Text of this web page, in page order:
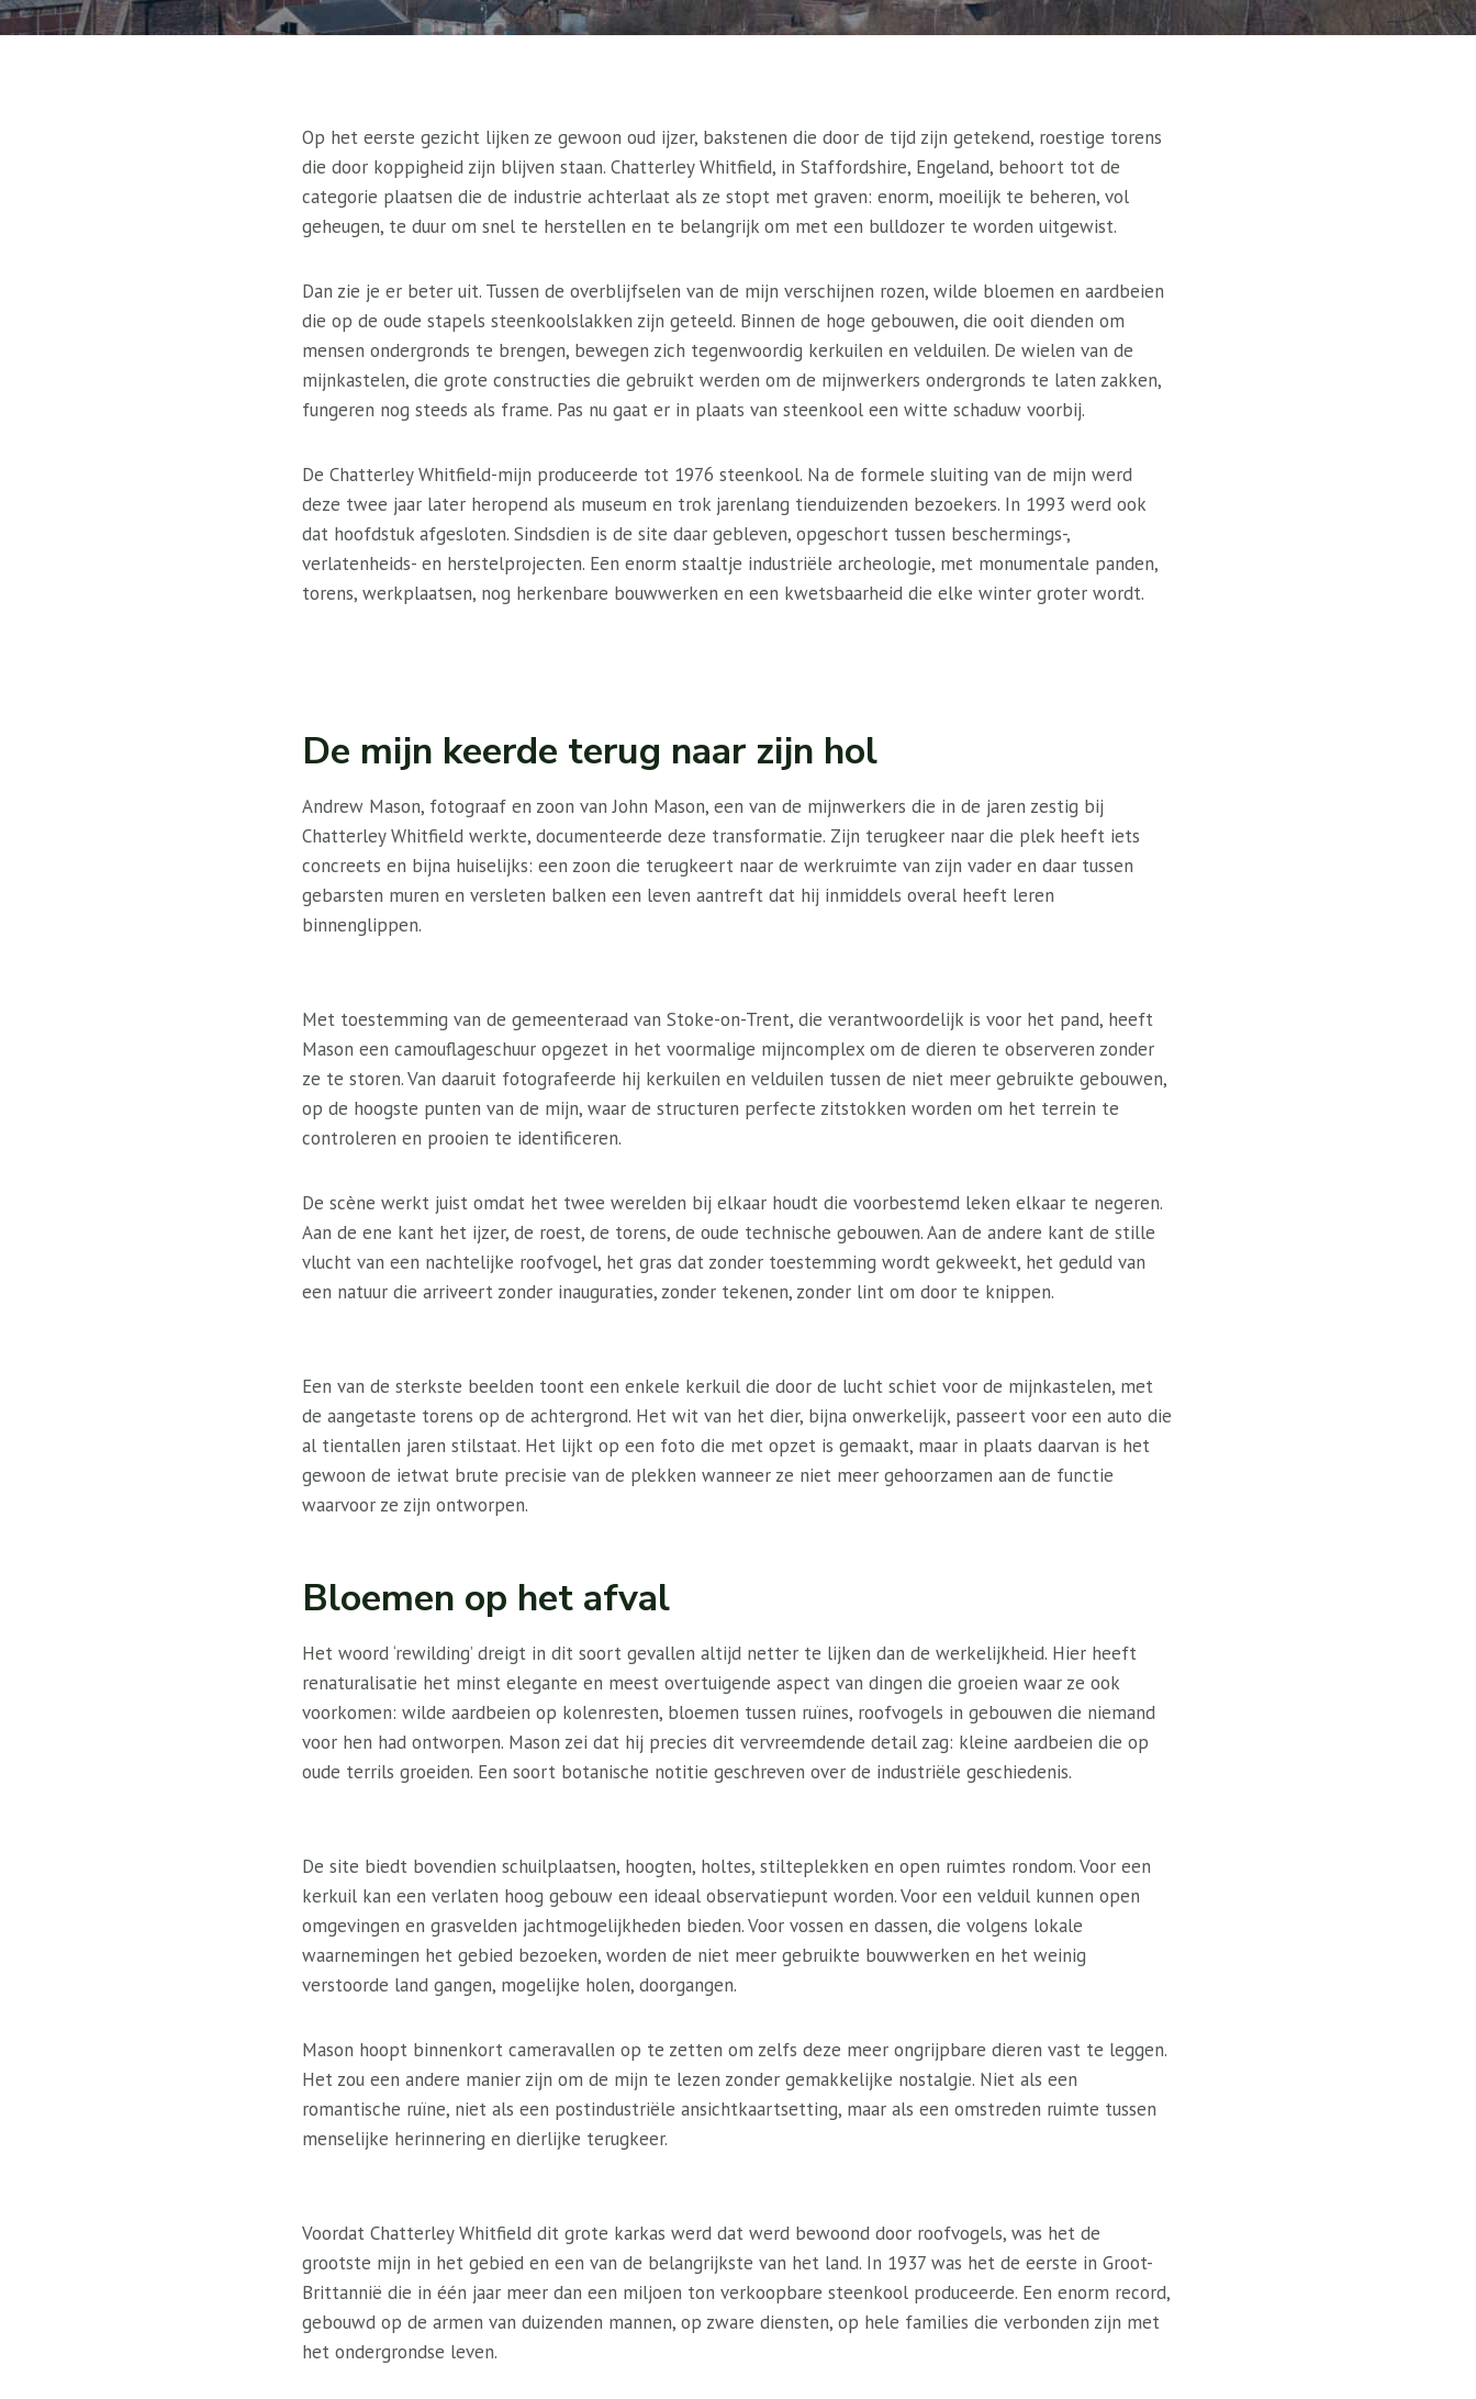
Op het eerste gezicht lijken ze gewoon oud ijzer, bakstenen die door de tijd zijn getekend, roestige torens
die door koppigheid zijn blijven staan. Chatterley Whitfield, in Staffordshire, Engeland, behoort tot de
categorie plaatsen die de industrie achterlaat als ze stopt met graven: enorm, moeilijk te beheren, vol
geheugen, te duur om snel te herstellen en te belangrijk om met een bulldozer te worden uitgewist.
Dan zie je er beter uit. Tussen de overblijfselen van de mijn verschijnen rozen, wilde bloemen en aardbeien
die op de oude stapels steenkoolslakken zijn geteeld. Binnen de hoge gebouwen, die ooit dienden om
mensen ondergronds te brengen, bewegen zich tegenwoordig kerkuilen en velduilen. De wielen van de
mijnkastelen, die grote constructies die gebruikt werden om de mijnwerkers ondergronds te laten zakken,
fungeren nog steeds als frame. Pas nu gaat er in plaats van steenkool een witte schaduw voorbij.
De Chatterley Whitfield-mijn produceerde tot 1976 steenkool. Na de formele sluiting van de mijn werd
deze twee jaar later heropend als museum en trok jarenlang tienduizenden bezoekers. In 1993 werd ook
dat hoofdstuk afgesloten. Sindsdien is de site daar gebleven, opgeschort tussen beschermings-,
verlatenheids- en herstelprojecten. Een enorm staaltje industriële archeologie, met monumentale panden,
torens, werkplaatsen, nog herkenbare bouwwerken en een kwetsbaarheid die elke winter groter wordt.
De mijn keerde terug naar zijn hol
Andrew Mason, fotograaf en zoon van John Mason, een van de mijnwerkers die in de jaren zestig bij
Chatterley Whitfield werkte, documenteerde deze transformatie. Zijn terugkeer naar die plek heeft iets
concreets en bijna huiselijks: een zoon die terugkeert naar de werkruimte van zijn vader en daar tussen
gebarsten muren en versleten balken een leven aantreft dat hij inmiddels overal heeft leren
binnenglippen.
Met toestemming van de gemeenteraad van Stoke-on-Trent, die verantwoordelijk is voor het pand, heeft
Mason een camouflageschuur opgezet in het voormalige mijncomplex om de dieren te observeren zonder
ze te storen. Van daaruit fotografeerde hij kerkuilen en velduilen tussen de niet meer gebruikte gebouwen,
op de hoogste punten van de mijn, waar de structuren perfecte zitstokken worden om het terrein te
controleren en prooien te identificeren.
De scène werkt juist omdat het twee werelden bij elkaar houdt die voorbestemd leken elkaar te negeren.
Aan de ene kant het ijzer, de roest, de torens, de oude technische gebouwen. Aan de andere kant de stille
vlucht van een nachtelijke roofvogel, het gras dat zonder toestemming wordt gekweekt, het geduld van
een natuur die arriveert zonder inauguraties, zonder tekenen, zonder lint om door te knippen.
Een van de sterkste beelden toont een enkele kerkuil die door de lucht schiet voor de mijnkastelen, met
de aangetaste torens op de achtergrond. Het wit van het dier, bijna onwerkelijk, passeert voor een auto die
al tientallen jaren stilstaat. Het lijkt op een foto die met opzet is gemaakt, maar in plaats daarvan is het
gewoon de ietwat brute precisie van de plekken wanneer ze niet meer gehoorzamen aan de functie
waarvoor ze zijn ontworpen.
Bloemen op het afval
Het woord ‘rewilding’ dreigt in dit soort gevallen altijd netter te lijken dan de werkelijkheid. Hier heeft
renaturalisatie het minst elegante en meest overtuigende aspect van dingen die groeien waar ze ook
voorkomen: wilde aardbeien op kolenresten, bloemen tussen ruïnes, roofvogels in gebouwen die niemand
voor hen had ontworpen. Mason zei dat hij precies dit vervreemdende detail zag: kleine aardbeien die op
oude terrils groeiden. Een soort botanische notitie geschreven over de industriële geschiedenis.
De site biedt bovendien schuilplaatsen, hoogten, holtes, stilteplekken en open ruimtes rondom. Voor een
kerkuil kan een verlaten hoog gebouw een ideaal observatiepunt worden. Voor een velduil kunnen open
omgevingen en grasvelden jachtmogelijkheden bieden. Voor vossen en dassen, die volgens lokale
waarnemingen het gebied bezoeken, worden de niet meer gebruikte bouwwerken en het weinig
verstoorde land gangen, mogelijke holen, doorgangen.
Mason hoopt binnenkort cameravallen op te zetten om zelfs deze meer ongrijpbare dieren vast te leggen.
Het zou een andere manier zijn om de mijn te lezen zonder gemakkelijke nostalgie. Niet als een
romantische ruïne, niet als een postindustriële ansichtkaartsetting, maar als een omstreden ruimte tussen
menselijke herinnering en dierlijke terugkeer.
Voordat Chatterley Whitfield dit grote karkas werd dat werd bewoond door roofvogels, was het de
grootste mijn in het gebied en een van de belangrijkste van het land. In 1937 was het de eerste in Groot-
Brittannië die in één jaar meer dan een miljoen ton verkoopbare steenkool produceerde. Een enorm record,
gebouwd op de armen van duizenden mannen, op zware diensten, op hele families die verbonden zijn met
het ondergrondse leven.